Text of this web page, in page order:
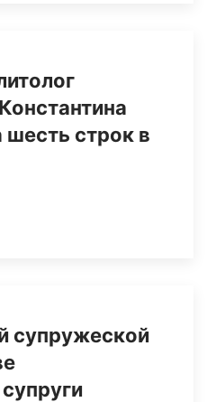
шесть строк в
супружеской